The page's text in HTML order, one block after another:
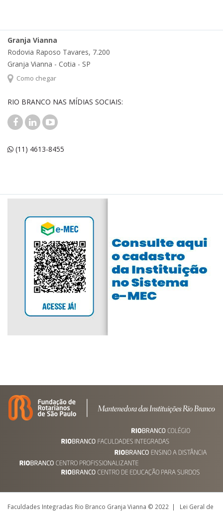
Granja Vianna
Rodovia Raposo Tavares, 7.200
Granja Vianna - Cotia - SP
Como chegar
RIO BRANCO NAS MÍDIAS SOCIAIS:
(11) 4613-8455
Faculdades Integradas Rio Branco Granja Vianna © 2022 | Lei Geral de